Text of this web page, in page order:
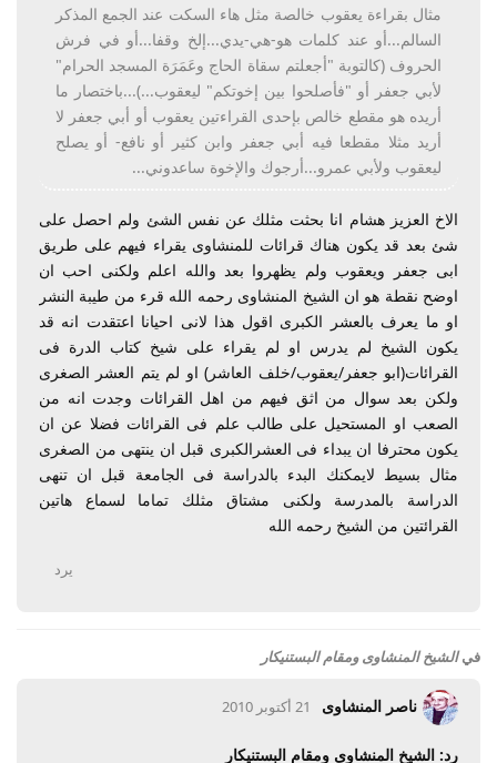
مثال بقراءة يعقوب خالصة مثل هاء السكت عند الجمع المذكر
السالم...أو عند كلمات هو-هي-يدي...إلخ وقفا...أو في فرش
الحروف (كالتوبة "أجعلتم سقاة الحاج وعَمَرَة المسجد الحرام"
لأبي جعفر أو "فأصلحوا بين إخوتكم" ليعقوب...)...باختصار ما
أريده هو مقطع خالص بإحدى القراءتين يعقوب أو أبي جعفر لا
أريد مثلا مقطعا فيه أبي جعفر وابن كثير أو نافع- أو يصلح
ليعقوب ولأبي عمرو...أرجوك والإخوة ساعدوني...
الاخ العزيز هشام انا بحثت مثلك عن نفس الشئ ولم احصل على
شئ بعد قد يكون هناك قرائات للمنشاوى يقراء فيهم على طريق
ابى جعفر ويعقوب ولم يظهروا بعد والله اعلم ولكنى احب ان
اوضح نقطة هو ان الشيخ المنشاوى رحمه الله قرء من طيبة النشر
او ما يعرف بالعشر الكبرى اقول هذا لانى احيانا اعتقدت انه قد
يكون الشيخ لم يدرس او لم يقراء على شيخ كتاب الدرة فى
القرائات(ابو جعفر/يعقوب/خلف العاشر) او لم يتم العشر الصغرى
ولكن بعد سوال من اثق فيهم من اهل القرائات وجدت انه من
الصعب او المستحيل على طالب علم فى القرائات فضلا عن ان
يكون محترفا ان يبداء فى العشرالكبرى قبل ان ينتهى من الصغرى
مثال بسيط لايمكنك البدء بالدراسة فى الجامعة قبل ان تنهى
الدراسة بالمدرسة ولكنى مشتاق مثلك تماما لسماع هاتين
القرائتين من الشيخ رحمه الله
يرد
فيالشيخ المنشاوى ومقام البستنيكار
ناصر المنشاوى 21 أكتوبر 2010
رد: الشيخ المنشاوى ومقام البستنيكار